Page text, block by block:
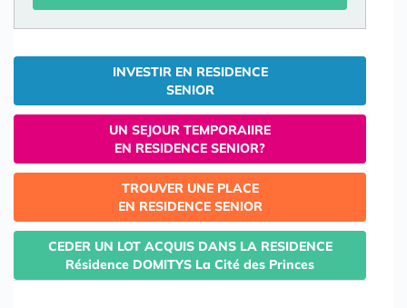
INVESTIR EN RESIDENCE
SENIOR
UN SEJOUR TEMPORAIIRE
EN RESIDENCE SENIOR?
TROUVER UNE PLACE
EN RESIDENCE SENIOR
CEDER UN LOT ACQUIS DANS LA RESIDENCE
Résidence DOMITYS La Cité des Princes